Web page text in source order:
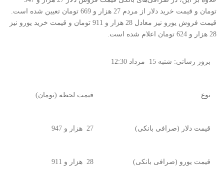
تومان و قیمت خرید دلار از مردم 27 هزار و‌ 669 تومان تعیین شده است.
قیمت فروش یورو نیز معادل 28 هزار و 911 تومان و قیمت خرید یورو نیز
28 هزار و 624 تومان اعلام شده است.
بروز رسانی: ‌‌شنبه 15 مرداد 12:30
نوع قیمت لحظه (تومان)
قیمت دلار (صرافی بانکی) 27 هزار و 947
قیمت یورو (صرافی بانکی) 28 هزار و 911